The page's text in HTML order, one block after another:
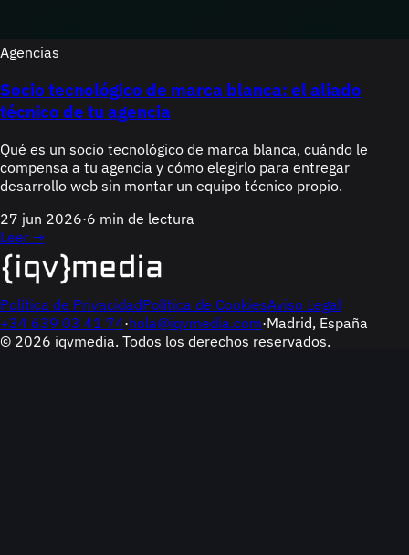
Agencias
Socio tecnológico de marca blanca: el aliado
técnico de tu agencia
Qué es un socio tecnológico de marca blanca, cuándo le
compensa a tu agencia y cómo elegirlo para entregar
desarrollo web sin montar un equipo técnico propio.
27 jun 2026·6 min de lectura
Leer →
Política de PrivacidadPolítica de CookiesAviso Legal
+34 639 03 41 74·hola@iqvmedia.com·Madrid, España
© 2026 iqvmedia. Todos los derechos reservados.